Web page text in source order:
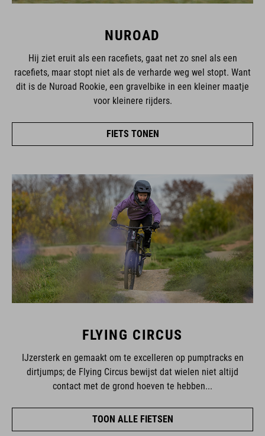
NUROAD
Hij ziet eruit als een racefiets, gaat net zo snel als een
racefiets, maar stopt niet als de verharde weg wel stopt. Want
dit is de Nuroad Rookie, een gravelbike in een kleiner maatje
voor kleinere rijders.
FIETS TONEN
FLYING CIRCUS
IJzersterk en gemaakt om te excelleren op pumptracks en
dirtjumps; de Flying Circus bewijst dat wielen niet altijd
contact met de grond hoeven te hebben...
TOON ALLE FIETSEN